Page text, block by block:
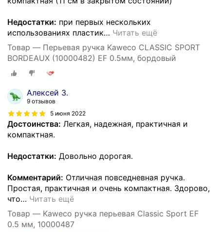
Недостатки: при первых нескольких
использованиях пластик… Читать ещё
Товар — Перьевая ручка Kaweco CLASSIC SPORT
BORDEAUX (10000482) EF 0.5мм, бордовый
Алексей З.
9 отзывов
5 июня 2022
Достоинства: Легкая, надежная, практичная и
компактная.
Недостатки: Довольно дорогая.
Комментарий: Отличная повседневная ручка.
Простая, практичная и очень компактная. Здорово,
что… Читать ещё
Товар — Kaweco ручка перьевая Classic Sport EF
0.5 мм, 10000487